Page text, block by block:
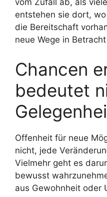
entstehen sie dort,
die Bereitschaft
neue Wege in
Chancen
bedeutet
Offenheit für neue
nicht, jede
Vielmehr geht es
bewusst
aus Gewohnheit oder